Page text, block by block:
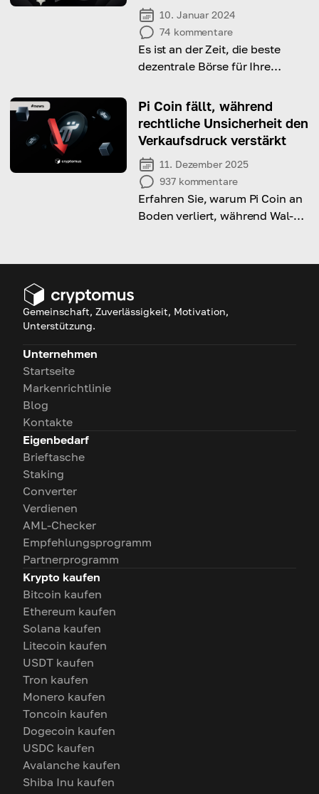
10. Januar 2024
74 kommentare
Es ist an der Zeit, die beste
dezentrale Börse für Ihre
Lesen Sie den Artikel und
erfahren Sie mehr über diesen
Krypto-Handelsservice
Pi Coin fällt, während
rechtliche Unsicherheit den
Verkaufsdruck verstärkt
11. Dezember 2025
937 kommentare
Erfahren Sie, warum Pi Coin an
Boden verliert, während Wal-
Gemeinschaft, Zuverlässigkeit, Motivation,
Unterstützung.
Unternehmen
Startseite
Markenrichtlinie
Blog
Kontakte
Eigenbedarf
Brieftasche
Staking
Converter
Verdienen
AML-Checker
Empfehlungsprogramm
Partnerprogramm
Krypto kaufen
Bitcoin kaufen
Ethereum kaufen
Solana kaufen
Litecoin kaufen
USDT kaufen
Tron kaufen
Monero kaufen
Toncoin kaufen
Dogecoin kaufen
USDC kaufen
Avalanche kaufen
Shiba Inu kaufen